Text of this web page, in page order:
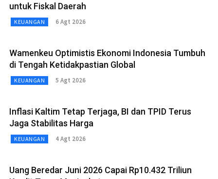
untuk Fiskal Daerah
KEUANGAN 6 Agt 2026
Wamenkeu Optimistis Ekonomi Indonesia Tumbuh
di Tengah Ketidakpastian Global
KEUANGAN 5 Agt 2026
Inflasi Kaltim Tetap Terjaga, BI dan TPID Terus
Jaga Stabilitas Harga
KEUANGAN 4 Agt 2026
Uang Beredar Juni 2026 Capai Rp10.432 Triliun